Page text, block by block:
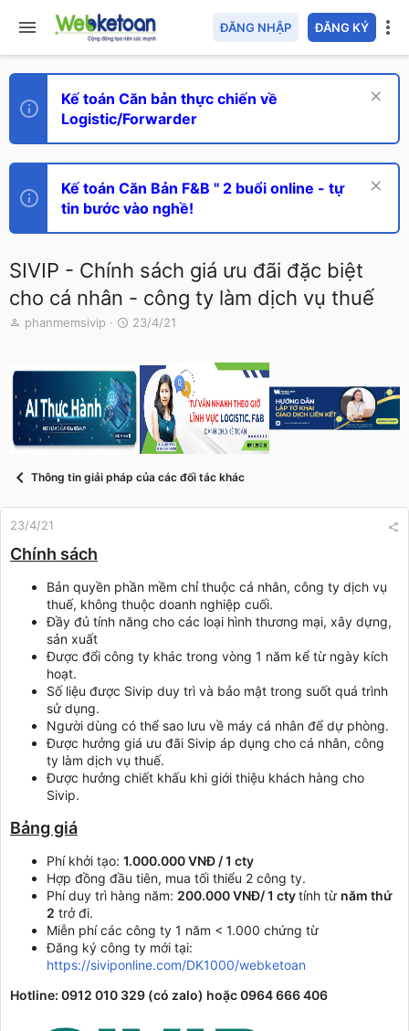
ĐĂNG NHẬP ĐĂNG KÝ
Kế toán Căn bản thực chiến về
Logistic/Forwarder
Kế toán Căn Bản F&B " 2 buổi online - tự
tin bước vào nghề!
SIVIP - Chính sách giá ưu đãi đặc biệt
cho cá nhân - công ty làm dịch vụ thuế
T
e
a
d
s
a
r
phanmemsivip
N
y
g
ử
i
23/4/21
Thông tin giải pháp của các đối tác khác
23/4/21
Chính sách
Bản quyền phần mềm chỉ thuộc cá nhân, công ty dịch vụ
thuế, không thuộc doanh nghiệp cuối.
Đầy đủ tính năng cho các loại hình thương mại, xây dựng,
sản xuất
Được đổi công ty khác trong vòng 1 năm kể từ ngày kích
hoạt.
Số liệu được Sivip duy trì và bảo mật trong suốt quá trình
sử dụng.
Người dùng có thể sao lưu về máy cá nhân để dự phòng.
Được hưởng giá ưu đãi Sivip áp dụng cho cá nhân, công
ty làm dịch vụ thuế.
Được hưởng chiết khấu khi giới thiệu khách hàng cho
Sivip.
Bảng giá
Phí khởi tạo: 1.000.000 VNĐ / 1 cty
Hợp đồng đầu tiên, mua tối thiểu 2 công ty.
Phí duy trì hàng năm: 200.000 VNĐ/ 1 ctytính từ năm thứ
2 trở đi.
Miễn phí các công ty 1 năm < 1.000 chứng từ
Đăng ký công ty mới tại:
https://siviponline.com/DK1000/webketoan
Hotline: 0912 010 329 (có zalo) hoặc 0964 666 406